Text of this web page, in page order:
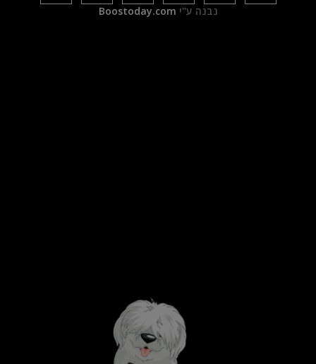
נבנה ע"י Boostoday.com